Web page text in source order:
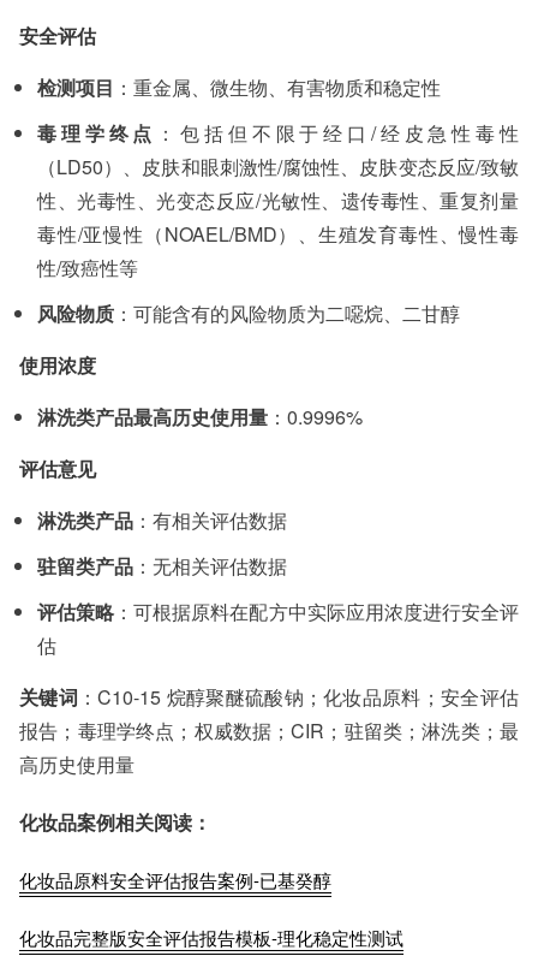
安全评估
检测项目 ：重金属、微生物、有害物质和稳定性
毒理学终点 ：包括但不限于经口/经皮急性毒性
（LD50）、皮肤和眼刺激性/腐蚀性、皮肤变态反应/致敏
性、光毒性、光变态反应/光敏性、遗传毒性、重复剂量
毒性/亚慢性（NOAEL/BMD）、生殖发育毒性、慢性毒
性/致癌性等
风险物质 ：可能含有的风险物质为二噁烷、二甘醇
使用浓度
淋洗类产品最高历史使用量 ：0.9996%
评估意见
淋洗类产品 ：有相关评估数据
驻留类产品 ：无相关评估数据
评估策略 ：可根据原料在配方中实际应用浓度进行安全评
估
关键词 ：C10-15 烷醇聚醚硫酸钠；化妆品原料；安全评估
报告；毒理学终点；权威数据；CIR；驻留类；淋洗类；最
高历史使用量
化妆品案例相关阅读：
化妆品原料安全评估报告案例-已基癸醇
化妆品完整版安全评估报告模板-理化稳定性测试